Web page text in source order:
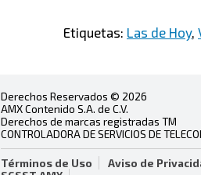
Etiquetas: Las de Hoy,
Derechos Reservados © 2026
AMX Contenido S.A. de C.V.
Derechos de marcas registradas TM
CONTROLADORA DE SERVICIOS DE
Términos de Uso
Aviso de